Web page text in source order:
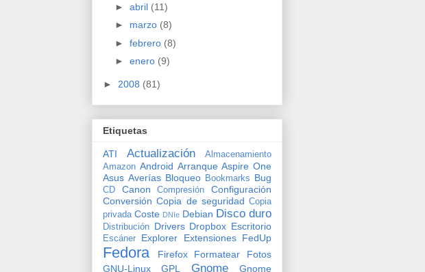
► abril (11)
► marzo (8)
► febrero (8)
► enero (9)
► 2008 (81)
Etiquetas
ATI Actualización
Almacenamiento
Amazon Android Arranque Aspire One
Asus Averías Bloqueo Bookmarks Bug
CD Canon Compresión
Configuración
Conversión Copia de seguridad Copia
privada Coste DNIe Debian Disco duro
Distribución Drivers Dropbox Escritorio
Escáner Explorer Extensiones FedUp
Fedora Firefox Formatear
Fotos
GNU-Linux
GPL Gnome
Gnome